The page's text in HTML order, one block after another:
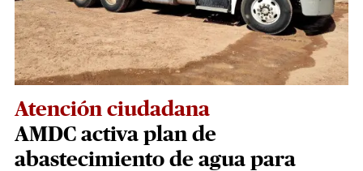
Atención ciudadana
AMDC activa plan de
abastecimiento de agua para